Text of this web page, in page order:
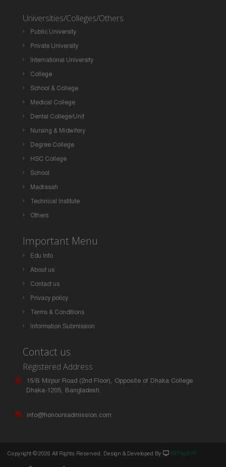
Universities/Colleges/Others
Public University
Private University
International University
College
School & College
Medical College
Dental College/Unit
Nursing & Midwifery
Degree College
HSC College
School
Madrasah
Technical Institute
Others
Important Menu
Edu Info
About us
Contact us
Privacy policy
Terms & Conditions
Information Submission
Contact us
Registered Address
15/B Mirpur Road (2nd Floor), Opposite of Dhaka College
Dhaka-1205, Bangladesh.
info@honoursadmission.com
Copyright ©2026 All Rights Reserved. Design & Developed By Hi Tech IT